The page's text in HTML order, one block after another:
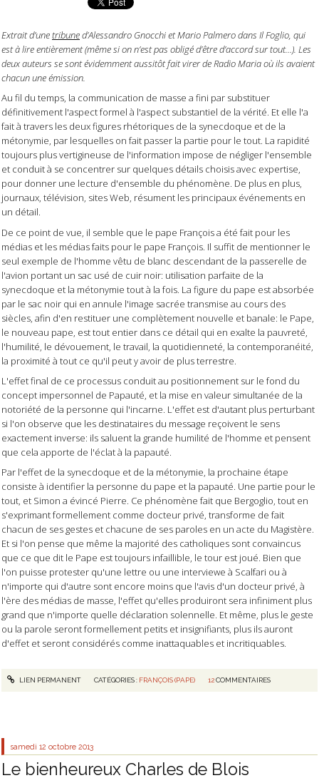
Extrait d’unetribuned’Alessandro Gnocchi et Mario Palmero dans Il Foglio, qui
est à lire entièrement (même si on n’est pas obligé d’être d’accord sur tout…). Les
deux auteurs se sont évidemment aussitôt fait virer de Radio Maria où ils avaient
chacun une émission.
Au fil du temps, la communication de masse a fini par substituer
définitivement l'aspect formel à l'aspect substantiel de la vérité. Et elle l'a
fait à travers les deux figures rhétoriques de la synecdoque et de la
métonymie, par lesquelles on fait passer la partie pour le tout. La rapidité
toujours plus vertigineuse de l'information impose de négliger l'ensemble
et conduit à se concentrer sur quelques détails choisis avec expertise,
pour donner une lecture d'ensemble du phénomène. De plus en plus,
journaux, télévision, sites Web, résument les principaux événements en
un détail.
De ce point de vue, il semble que le pape François a été fait pour les
médias et les médias faits pour le pape François. Il suffit de mentionner le
seul exemple de l'homme vêtu de blanc descendant de la passerelle de
l'avion portant un sac usé de cuir noir: utilisation parfaite de la
synecdoque et la métonymie tout à la fois. La figure du pape est absorbée
par le sac noir qui en annule l'image sacrée transmise au cours des
siècles, afin d'en restituer une complètement nouvelle et banale: le Pape,
le nouveau pape, est tout entier dans ce détail qui en exalte la pauvreté,
l'humilité, le dévouement, le travail, la quotidienneté, la contemporanéité,
la proximité à tout ce qu'il peut y avoir de plus terrestre.
L'effet final de ce processus conduit au positionnement sur le fond du
concept impersonnel de Papauté, et la mise en valeur simultanée de la
notoriété de la personne qui l'incarne. L'effet est d'autant plus perturbant
si l'on observe que les destinataires du message reçoivent le sens
exactement inverse: ils saluent la grande humilité de l'homme et pensent
que cela apporte de l'éclat à la papauté.
Par l'effet de la synecdoque et de la métonymie, la prochaine étape
consiste à identifier la personne du pape et la papauté. Une partie pour le
tout, et Simon a évincé Pierre. Ce phénomène fait que Bergoglio, tout en
s'exprimant formellement comme docteur privé, transforme de fait
chacun de ses gestes et chacune de ses paroles en un acte du Magistère.
Et si l'on pense que même la majorité des catholiques sont convaincus
que ce que dit le Pape est toujours infaillible, le tour est joué. Bien que
l'on puisse protester qu'une lettre ou une interviewe à Scalfari ou à
n'importe qui d'autre sont encore moins que l'avis d'un docteur privé, à
l'ère des médias de masse, l'effet qu'elles produiront sera infiniment plus
grand que n'importe quelle déclaration solennelle. Et même, plus le geste
ou la parole seront formellement petits et insignifiants, plus ils auront
d'effet et seront considérés comme inattaquables et incritiquables.
LIEN PERMANENT CATÉGORIES : FRANÇOIS (PAPE) 12COMMENTAIRES
samedi 12 octobre 2013
Le bienheureux Charles de Blois